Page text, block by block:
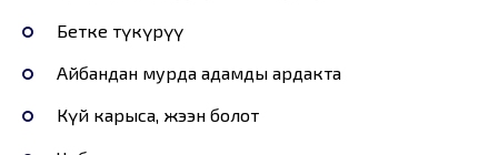
Бетке түкүрүү
Айбандан мурда адамды ардакта
Күйөө карыса, жээн болот